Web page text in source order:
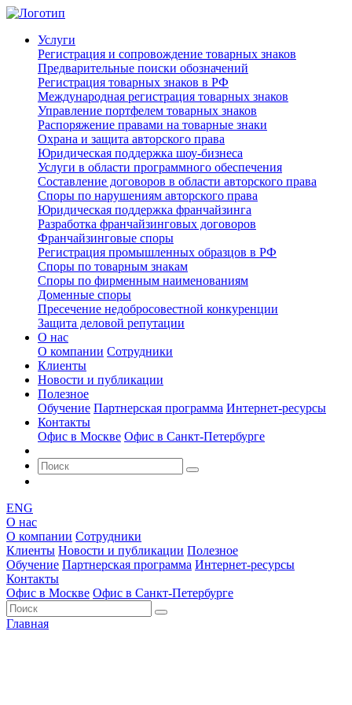
Услуги
Регистрация и сопровождение товарных знаков
Предварительные поиски обозначений
Регистрация товарных знаков в РФ
Международная регистрация товарных знаков
Управление портфелем товарных знаков
Распоряжение правами на товарные знаки
Охрана и защита авторского права
Юридическая поддержка шоу-бизнеса
Услуги в области программного обеспечения
Составление договоров в области авторского права
Споры по нарушениям авторского права
Юридическая поддержка франчайзинга
Разработка франчайзинговых договоров
Франчайзинговые споры
Регистрация промышленных образцов в РФ
Споры по товарным знакам
Споры по фирменным наименованиям
Доменные споры
Пресечение недобросовестной конкуренции
Защита деловой репутации
О нас
О компании Сотрудники
Клиенты
Новости и публикации
Полезное
Обучение Партнерская программа Интернет-ресурсы
Контакты
Офис в Москве Офис в Санкт-Петербурге
ENG
О нас
О компании Сотрудники
Клиенты Новости и публикации Полезное
Обучение Партнерская программа Интернет-ресурсы
Контакты
Офис в Москве Офис в Санкт-Петербурге
Главная